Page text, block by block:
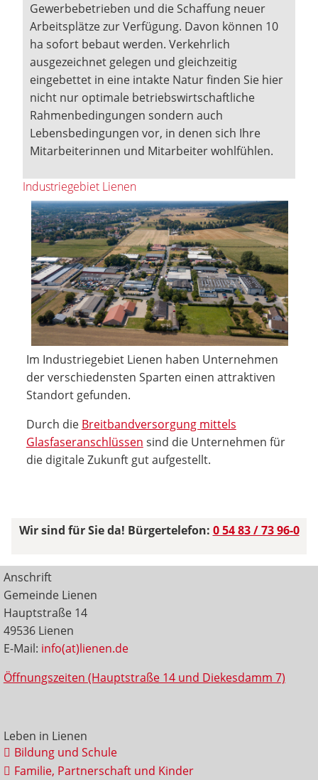
Gewerbebetrieben und die Schaffung neuer
Arbeitsplätze zur Verfügung. Davon können 10
ha sofort bebaut werden. Verkehrlich
ausgezeichnet gelegen und gleichzeitig
eingebettet in eine intakte Natur finden Sie hier
nicht nur optimale betriebswirtschaftliche
Rahmenbedingungen sondern auch
Lebensbedingungen vor, in denen sich Ihre
Mitarbeiterinnen und Mitarbeiter wohlfühlen.
Industriegebiet Lienen
Im Industriegebiet Lienen haben Unternehmen
der verschiedensten Sparten einen attraktiven
Standort gefunden.
Durch die Breitbandversorgung mittels
Glasfaseranschlüssen sind die Unternehmen für
die digitale Zukunft gut aufgestellt.
Wir sind für Sie da! Bürgertelefon: 0 54 83 / 73 96-0
Anschrift
Gemeinde Lienen
Hauptstraße 14
49536 Lienen
E-Mail: info(at)lienen.de
Öffnungszeiten (Hauptstraße 14 und Diekesdamm 7)
Leben in Lienen
Bildung und Schule
Familie, Partnerschaft und Kinder